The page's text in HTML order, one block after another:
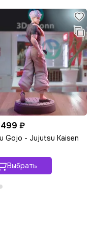
₽
Gojo - Jujutsu Kaisen
Выбрать